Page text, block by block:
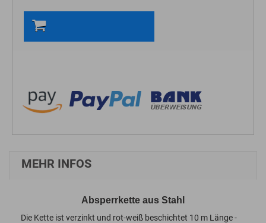
MEHR INFOS
Absperrkette aus Stahl
Die Kette ist verzinkt und rot-weiß beschichtet 10 m Länge -